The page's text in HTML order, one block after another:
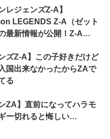
レジェンズZ-A】
LEGENDS Z-A（ゼット
最新情報が公開！Z-A
ズZ-A】この子好きだけど
国出来なかったからZAで
る
ZA】直前になってハラモ
ー切れると悔しい…